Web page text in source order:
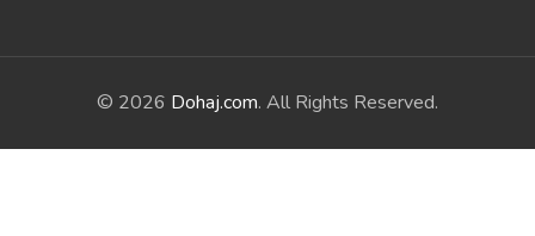
© 2026 Dohaj.com. All Rights Reserved.